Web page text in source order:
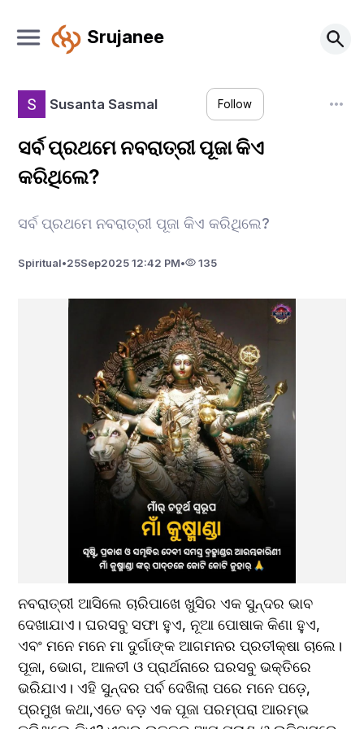
Srujanee
Susanta Sasmal Follow
ସର୍ବ ପ୍ରଥମେ ନବରାତ୍ରୀ ପୂଜା କିଏ
କରିଥିଲେ?
ସର୍ବ ପ୍ରଥମେ ନବରାତ୍ରୀ ପୂଜା କିଏ କରିଥିଲେ?
Spiritual•25Sep2025 12:42 PM• 135
ନବରାତ୍ରୀ ଆସିଲେ ଚାରିପାଖେ ଖୁସିର ଏକ ସୁନ୍ଦର ଭାବ
ଦେଖାଯାଏ। ଘରସବୁ ସଫା ହୁଏ, ନୂଆ ପୋଷାକ କିଣା ହୁଏ,
ଏବଂ ମନେ ମନେ ମା ଦୁର୍ଗାଙ୍କ ଆଗମନର ପ୍ରତୀକ୍ଷା ଚାଲେ।
ପୂଜା, ଭୋଗ, ଆଳତୀ ଓ ପ୍ରାର୍ଥନାରେ ଘରସବୁ ଭକ୍ତିରେ
ଭରିଯାଏ। ଏହି ସୁନ୍ଦର ପର୍ବ ଦେଖିଲା ପରେ ମନେ ପଡ଼େ,
ପ୍ରମୁଖ କଥା,ଏତେ ବଡ଼ ଏକ ପୂଜା ପରମ୍ପରା ଆରମ୍ଭ